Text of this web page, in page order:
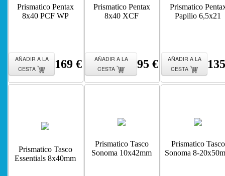
Prismatico Pentax
8x40 PCF WP
AÑADIR A LA
CESTA
169 €
Prismatico Pentax
8x40 XCF
AÑADIR A LA
CESTA
95 €
Prismatico
Papilio 6,5x21
AÑADIR A LA
CESTA
Prismatico Tasco
Essentials 8x40mm
Prismatico Tasco
Sonoma 10x42mm
Prismatico Tasco
Sonoma 8-